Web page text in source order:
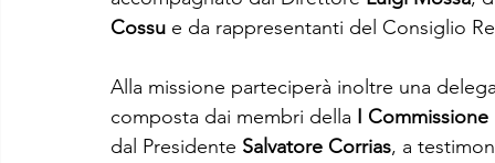
Cossu e da rappresentanti del Consiglio
Alla missione parteciperà inoltre una
composta dai membri della I
dal Presidente Salvatore Corrias, a